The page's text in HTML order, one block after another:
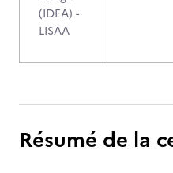
(IDEA) -
LISAA
Résumé de la